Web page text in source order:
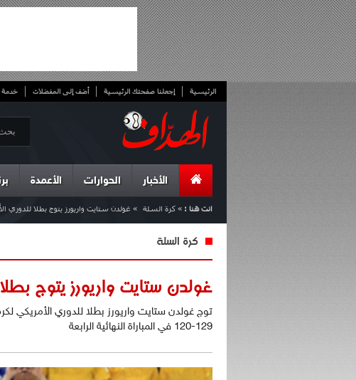
الرئيسية إجعلنا صفحتك الرئيسية أضف إلى المفضلات خدمة RSS
الأخبار الحوارات الأعمدة
انت هنا : » كرة السلة » غولدن ستايت واريورز يتوج بطلا للدوري
كرة السلة
غولدن ستايت واريورز يتوج
توج غولدن ستايت واريورز بطلا للدوري الأمريكي
129-120 في المباراة النهائية الرابعة